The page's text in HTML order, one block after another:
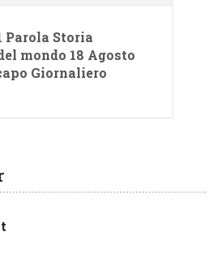
Parola Storia
mondo 18 Agosto
Giornaliero